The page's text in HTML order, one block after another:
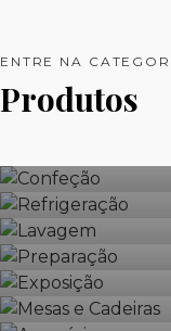
ENTRE NA
Produtos
Refrigeração
Lavagem
Preparação
Exposição
Mesas e
Acessórios